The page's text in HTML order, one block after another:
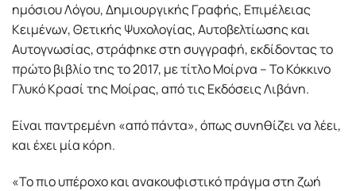
ηµόσιου Λόγου, Δηµιουργικής Γραφής, Επιµέλειας
Κειµένων, Θετικής Ψυχολογίας, Αυτοβελτίωσης και
Αυτογνωσίας, στράφηκε στη συγγραφή, εκδίδοντας το
πρώτο βιβλίο της το 2017, µε τίτλο Μοίρνα – Το Κόκκινο
Γλυκό Κρασί της Μοίρας, από τις Εκδόσεις Λιβάνη.
Είναι παντρεµένη «από πάντα», όπως συνηθίζει να λέει,
και έχει µία κόρη.
«Το πιο υπέροχο και ανακουφιστικό πράγµα στη ζωή